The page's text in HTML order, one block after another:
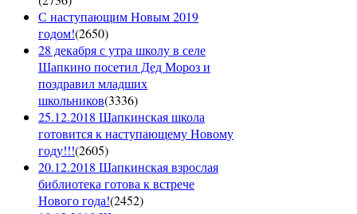
С наступающим Новым 2019
годом!(2650)
28 декабря с утра школу в селе
Шапкино посетил Дед Мороз и
поздравил младших
школьников(3336)
25.12.2018 Шапкинская школа
готовится к наступающему Новому
году!!!(2605)
20.12.2018 Шапкинская взрослая
библиотека готова к встрече
Нового года!(2452)